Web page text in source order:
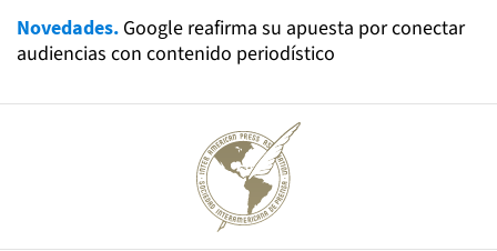
Novedades. Google reafirma su apuesta por conectar
audiencias con contenido periodístico